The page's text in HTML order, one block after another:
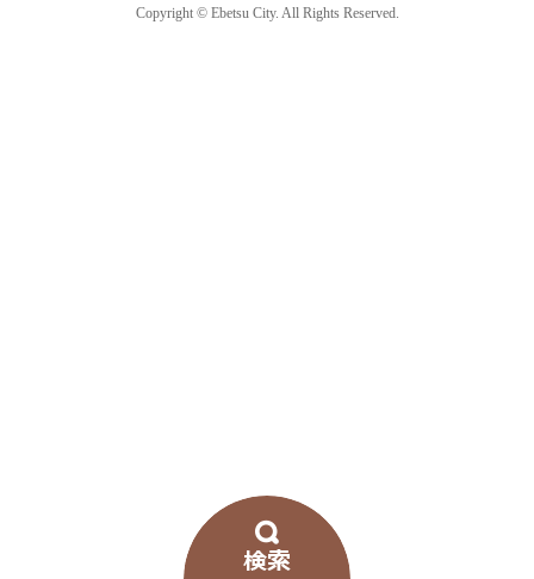
Copyright © Ebetsu City. All Rights Reserved.